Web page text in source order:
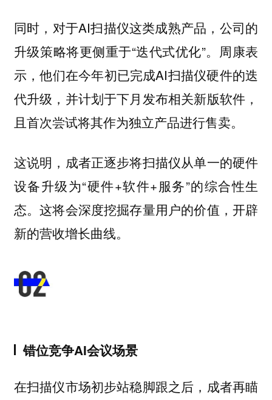
同时，对于AI扫描仪这类成熟产品，公司的
升级策略将更侧重于“迭代式优化”。周康表
示，他们在今年初已完成AI扫描仪硬件的迭
代升级，并计划于下月发布相关新版软件，
且首次尝试将其作为独立产品进行售卖。
这说明，成者正逐步将扫描仪从单一的硬件
设备升级为“硬件+软件+服务”的综合性生
态。这将会深度挖掘存量用户的价值，开辟
新的营收增长曲线。
错位竞争AI会议场景
在扫描仪市场初步站稳脚跟之后，成者再瞄